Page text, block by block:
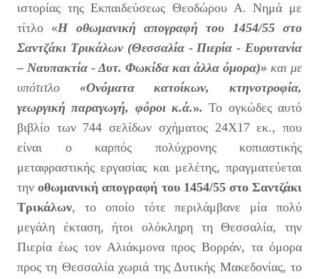
ιστορίας της Εκπαιδεύσεως Θεοδώρου Α. Νημά με
τίτλο «Η οθωμανική απογραφή του 1454/55 στο
Σαντζάκι Τρικάλων (Θεσσαλία - Πιερία - Ευρυτανία
– Ναυπακτία - Δυτ. Φωκίδα και άλλα όμορα)» και με
υπότιτλο «Ονόματα κατοίκων, κτηνοτροφία,
γεωργική παραγωγή, φόροι κ.ά.».Το ογκώδες αυτό
βιβλίο των 744 σελίδων σχήματος 24Χ17 εκ., που
είναι ο καρπός πολύχρονης κοπιαστικής
μεταφραστικής εργασίας και μελέτης, πραγματεύεται
τηνοθωμανική απογραφή του 1454/55 στο Σαντζάκι
Τρικάλων, το οποίο τότε περιλάμβανε μία πολύ
μεγάλη έκταση, ήτοι ολόκληρη τη Θεσσαλία, την
Πιερία έως τον Αλιάκμονα προς Βορράν, τα όμορα
προς τη Θεσσαλία χωριά της Δυτικής Μακεδονίας, το